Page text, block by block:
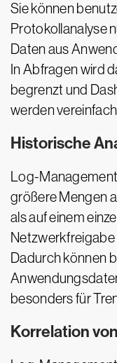
Sie können
Protokollanalyse
Daten aus
In Abfragen wird
begrenzt und
werden
Historische
Log-
größere Mengen
als auf einem
Dadurch können
besonders für
Korrelation